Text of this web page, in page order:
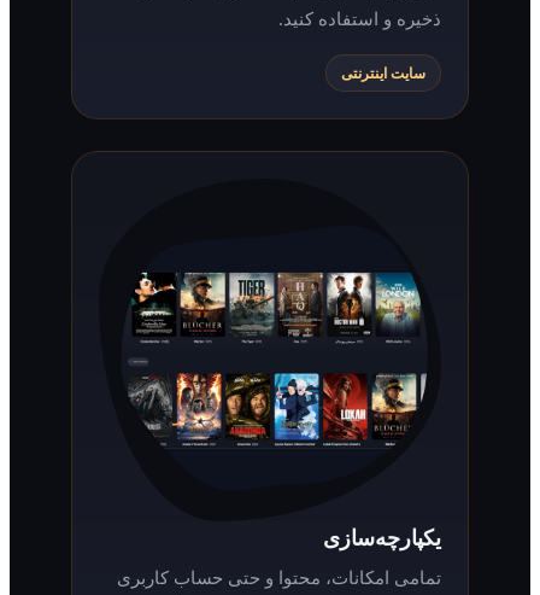
ذخیره و استفاده کنید.
سایت اینترنتی
یکپارچه‌سازی
تمامی امکانات، محتوا و حتی حساب کاربری